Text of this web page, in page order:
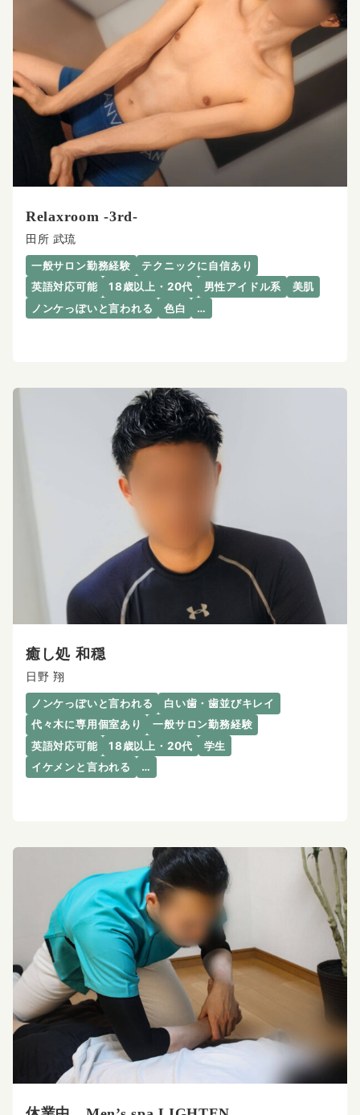
Relaxroom -3rd-
田所 武琉
一般サロン勤務経験
テクニックに自信あり
英語対応可能
18歳以上・20代 男性アイドル系
美肌
ノンケっぽいと言われる
色白 …
癒し処 和穏
日野 翔
ノンケっぽいと言われる
白い歯・歯並びキレイ
代々木に専用個室あり
一般サロン勤務経験
英語対応可能
18歳以上・20代
学生
イケメンと言われる
…